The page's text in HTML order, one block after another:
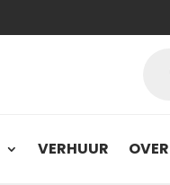
VERHUUR